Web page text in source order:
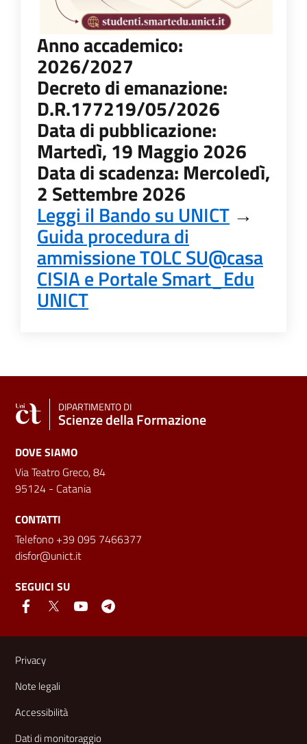
Anno accademico:
2026/2027
Decreto di emanazione:
D.R.177219/05/2026
Data di pubblicazione:
Martedì, 19 Maggio 2026
Data di scadenza: Mercoledì,
2 Settembre 2026
Leggi il Bando su UNICT →
Guida procedura di
ammissione TOLC SU@casa
CISIA e Portale Smart_Edu
UNICT
DIPARTIMENTO DI
Scienze della Formazione
DOVE SIAMO
Via Teatro Greco, 84
95124 - Catania
CONTATTI
Telefono +39 095 7466377
disfor@unict.it
SEGUICI SU
Link e informazioni utili
Privacy
Note legali
Accessibilità
Dati di monitoraggio